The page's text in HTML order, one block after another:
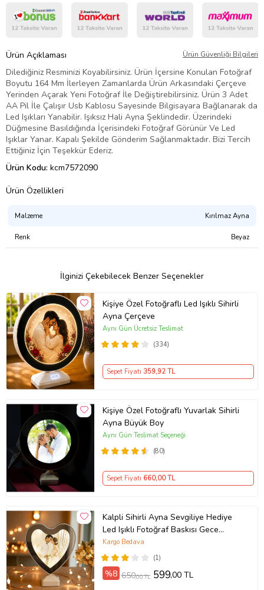
Ürün Açıklaması Ürün Güvenliği Bilgileri
Dilediğiniz Resminizi Koyabilirsiniz. Ürün İçersine Konulan Fotoğraf
Boyutu 164 Mm İlerleyen Zamanlarda Ürün Arkasındaki Çerçeve
Yerinden Açarak Yeni Fotoğraf İle Değiştirebilirsiniz. Ürün 3 Adet
AA Pil İle Çalışır Usb Kablosu Sayesinde Bilgisayara Bağlanarak da
Led Işıkları Yanabilir. Işıksız Hali Ayna Şeklindedir. Üzerindeki
Düğmesine Basıldığında İçerisindeki Fotoğraf Görünür Ve Led
Işıklar Yanar. Kapalı Şekilde Gönderim Sağlanmaktadır. Bizi Tercih
Ettiğiniz İçin Teşekkür Ederiz.
Ürün Kodu: kcm7572090
Ürün Özellikleri
Malzeme Kırılmaz Ayna
Renk Beyaz
İlginizi Çekebilecek Benzer Seçenekler
Kişiye Özel Fotoğraflı Led Işıklı Sihirli
Ayna Çerçeve
(334)
Aynı Gün Ücretsiz Teslimat
Sepet Fiyatı 359,92 TL
Kişiye Özel Fotoğraflı Yuvarlak Sihirli
Ayna Büyük Boy
(80)
Aynı Gün Teslimat Seçeneği
Sepet Fiyatı 660,00 TL
Kalpli Sihirli Ayna Sevgiliye Hediye
Led Işıklı Fotoğraf Baskısı Gece
Lambası Kalp Şeklinde Ayna Mini
Boy
(1)
Kargo Bedava
%8 650,00 TL 599,00 TL